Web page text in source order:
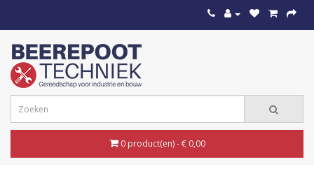
0 product(en) - € 0,00